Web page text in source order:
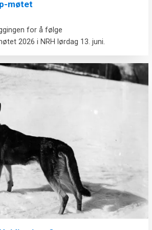
møtet
for å følge
2026 i NRH lørdag 13. juni.